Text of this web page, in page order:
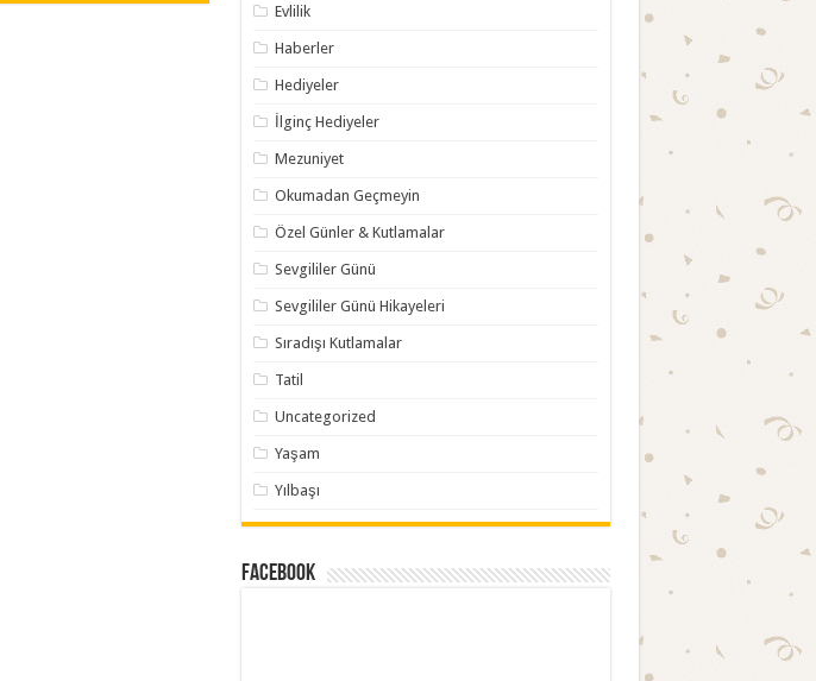
Evlilik
Haberler
Hediyeler
İlginç Hediyeler
Mezuniyet
Okumadan Geçmeyin
Özel Günler & Kutlamalar
Sevgililer Günü
Sevgililer Günü Hikayeleri
Sıradışı Kutlamalar
Tatil
Uncategorized
Yaşam
Yılbaşı
Facebook